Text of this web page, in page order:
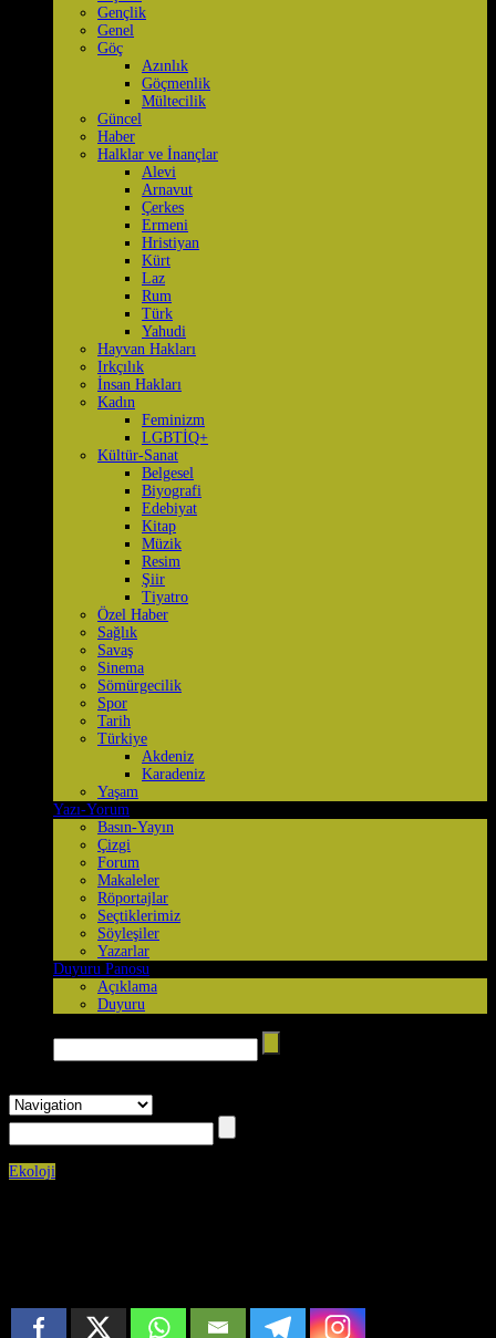
Gençlik
Genel
Göç
Azınlık
Göçmenlik
Mültecilik
Güncel
Haber
Halklar ve İnançlar
Alevi
Arnavut
Çerkes
Ermeni
Hristiyan
Kürt
Laz
Rum
Türk
Yahudi
Hayvan Hakları
Irkçılık
İnsan Hakları
Kadın
Feminizm
LGBTİQ+
Kültür-Sanat
Belgesel
Biyografi
Edebiyat
Kitap
Müzik
Resim
Şiir
Tiyatro
Özel Haber
Sağlık
Savaş
Sinema
Sömürgecilik
Spor
Tarih
Türkiye
Akdeniz
Karadeniz
Yaşam
Yazı-Yorum
Basın-Yayın
Çizgi
Forum
Makaleler
Röportajlar
Seçtiklerimiz
Söyleşiler
Yazarlar
Duyuru Panosu
Açıklama
Duyuru
Ekoloji